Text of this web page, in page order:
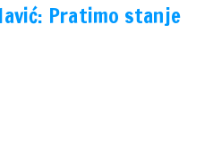
Pratimo stanje